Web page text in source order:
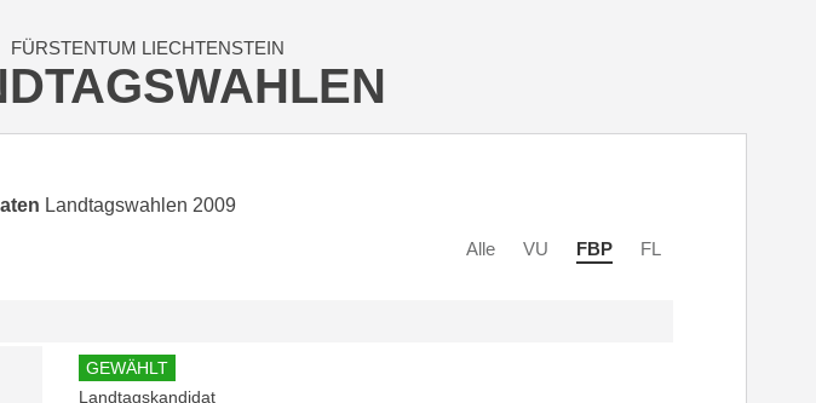
FÜRSTENTUM LIECHTENSTEIN
Landtagswahlen 2009
Alle VU FBP FL
GEWÄHLT
Landtagskandidat